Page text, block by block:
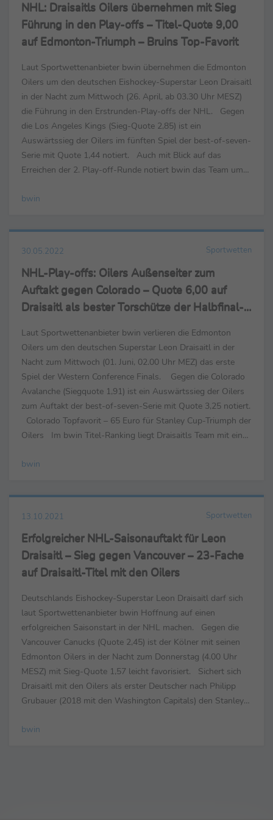
NHL: Draisaitls Oilers übernehmen mit Sieg
Führung in den Play-offs – Titel-Quote 9,00
auf Edmonton-Triumph – Bruins Top-Favorit
Laut Sportwettenanbieter bwin übernehmen die Edmonton
Oilers um den deutschen Eishockey-Superstar Leon Draisaitl
in der Nacht zum Mittwoch (26. April, ab 03.30 Uhr MESZ)
die Führung in den Erstrunden-Play-offs der NHL. Gegen
die Los Angeles Kings (Sieg-Quote 2,85) ist ein
Auswärtssieg der Oilers im fünften Spiel der best-of-seven-
Serie mit Quote 1,44 notiert. Auch mit Blick auf das
Erreichen der 2. Play-off-Runde notiert bwin das Team um
bwin
30.05.2022 Sportwetten
NHL-Play-offs: Oilers Außenseiter zum
Auftakt gegen Colorado – Quote 6,00 auf
Draisaitl als bester Torschütze der Halbfinal-
Laut Sportwettenanbieter bwin verlieren die Edmonton
Oilers um den deutschen Superstar Leon Draisaitl in der
Nacht zum Mittwoch (01. Juni, 02.00 Uhr MEZ) das erste
Spiel der Western Conference Finals. Gegen die Colorado
Avalanche (Siegquote 1,91) ist ein Auswärtssieg der Oilers
zum Auftakt der best-of-seven-Serie mit Quote 3,25 notiert.
Colorado Topfavorit – 65 Euro für Stanley Cup-Triumph der
Oilers Im bwin Titel-Ranking liegt Draisaitls Team mit einer
bwin
13.10.2021 Sportwetten
Erfolgreicher NHL-Saisonauftakt für Leon
Draisaitl – Sieg gegen Vancouver – 23-Fache
auf Draisaitl-Titel mit den Oilers
Deutschlands Eishockey-Superstar Leon Draisaitl darf sich
laut Sportwettenanbieter bwin Hoffnung auf einen
erfolgreichen Saisonstart in der NHL machen. Gegen die
Vancouver Canucks (Quote 2,45) ist der Kölner mit seinen
Edmonton Oilers in der Nacht zum Donnerstag (4.00 Uhr
MESZ) mit Sieg-Quote 1,57 leicht favorisiert. Sichert sich
Draisaitl mit den Oilers als erster Deutscher nach Philipp
Grubauer (2018 mit den Washington Capitals) den Stanley
bwin